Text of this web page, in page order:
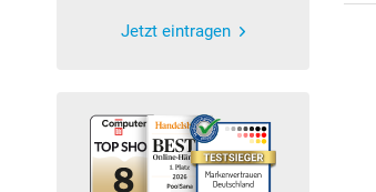
Jetzt eintragen
machen